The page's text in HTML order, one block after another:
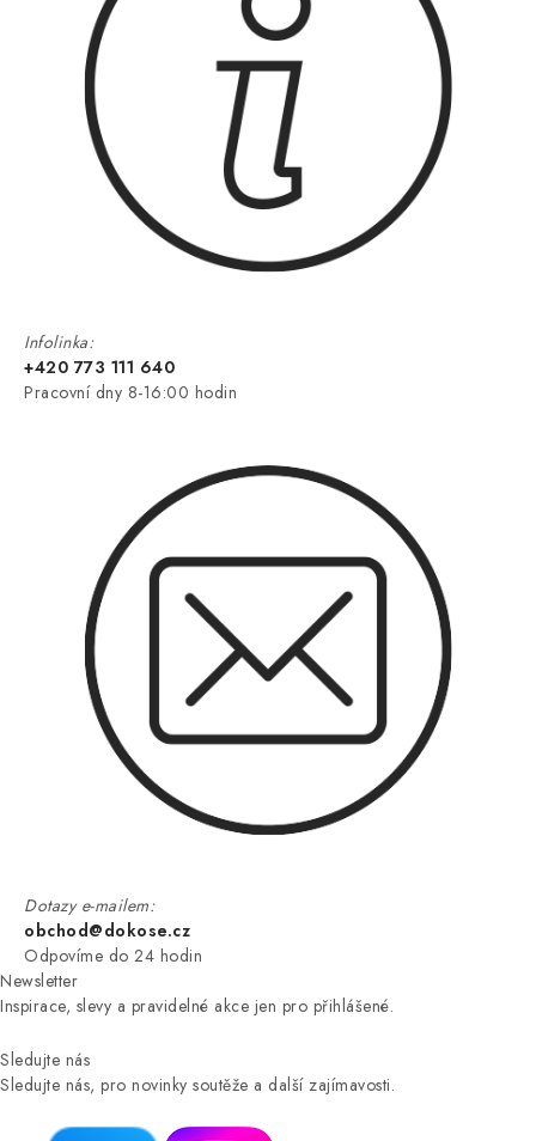
Infolinka:
+420 773 111 640
Pracovní dny 8-16:00 hodin
Dotazy e-mailem:
obchod@dokose.cz
Odpovíme do 24 hodin
Newsletter
Inspirace, slevy a pravidelné akce jen pro přihlášené.
Sledujte nás
Sledujte nás, pro novinky soutěže a další zajímavosti.